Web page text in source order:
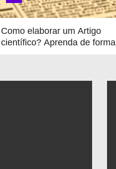
Como elaborar um Artigo
científico? Aprenda de forma